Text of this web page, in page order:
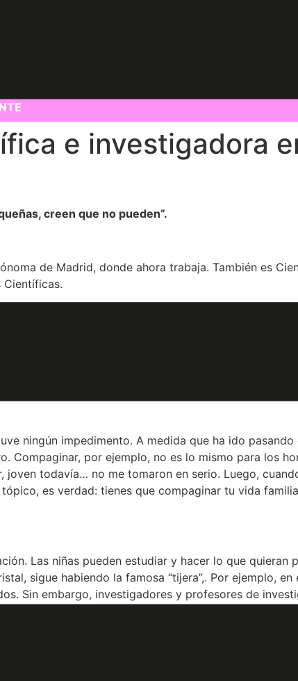
e investigadora
creen que no pueden”.
de Madrid, donde ahora trabaja. También es
Científicas.
ningún impedimento. A medida que ha ido
Compaginar, por ejemplo, no es lo mismo para los
todavía… no me tomaron en serio. Luego,
es verdad: tienes que compaginar tu vida
Las niñas pueden estudiar y hacer lo que quieran
sigue habiendo la famosa “tijera”,. Por ejemplo,
Sin embargo, investigadores y profesores de